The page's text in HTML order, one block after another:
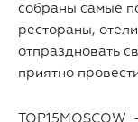
собраны самые
рестораны,
отпраздновать
приятно